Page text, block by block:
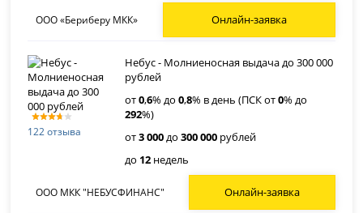
ООО «Бериберу МКК» Онлайн-заявка
122 отзыва
Небус - Молниеносная выдача до 300 000
рублей
от0,6% до0,8% в день (ПСК от0% до
292%)
от3 000до300 000 рублей
до 12 недель
ООО МКК "НЕБУСФИНАНС" Онлайн-заявка